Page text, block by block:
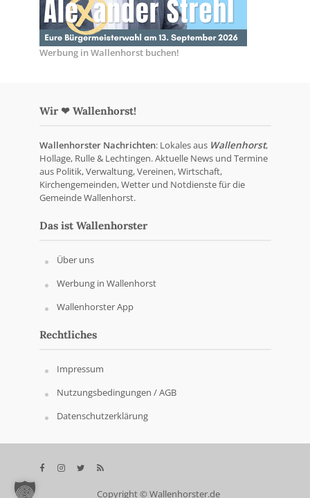
Werbung in Wallenhorst buchen!
Wir ❤ Wallenhorst!
Wallenhorster Nachrichten: Lokales aus Wallenhorst,
Hollage, Rulle & Lechtingen. Aktuelle News und Termine
aus Politik, Verwaltung, Vereinen, Wirtschaft,
Kirchengemeinden, Wetter und Notdienste für die
Gemeinde Wallenhorst.
Das ist Wallenhorster
Über uns
Werbung in Wallenhorst
Wallenhorster App
Rechtliches
Impressum
Nutzungsbedingungen / AGB
Datenschutzerklärung
Copyright © Wallenhorster.de